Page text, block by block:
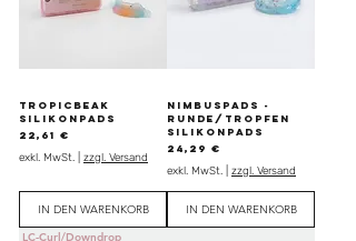
TropicBeak
Silikonpads
Preis
22,61 €
exkl. MwSt. zzgl. Versand
IN DEN WARENKORB
NimbusPads -
Runde/Tropfen
Silikonpads
Preis
24,29 €
exkl. MwSt. zzgl. Versand
IN DEN WARENKORB
LC-Curl/Downdrop